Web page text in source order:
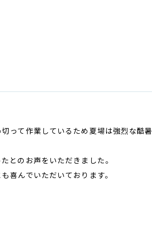
って作業しているため夏場は強烈な酷暑
とのお声をいただきました。
喜んでいただいております。